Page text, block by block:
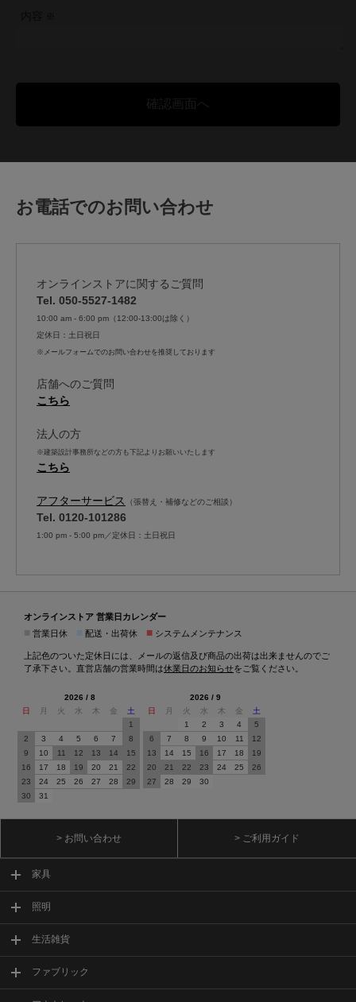
お電話でのお問い合わせ
オンラインストアに関するご質問
Tel. 050-5527-1482
10:00 am - 6:00 pm（12:00-13:00は除く）
定休日：土日祝日
※メールフォームでのお問い合わせを推奨しております
店舗へのご質問
こちら
法人の方
※建築設計事務所などの方も下記よりお願いいたします
こちら
アフターサービス （張替え・補修などのご相談）
Tel. 0120-101286
1:00 pm - 5:00 pm／定休日：土日祝日
オンラインストア 営業日カレンダー
営業日休 配送・出荷休 ■ システムメンテナンス
上記色のついた定休日には、メールの返信及び商品の出荷は出来ませんのでご
了承下さい。直営店舗の営業時間は休業日のお知らせをご覧ください。
2026 / 8
日
月 火 水 木 金
土
1
2
3 4 5 6 7
8
9
10 11 12 13 14
15
16
17 18 19 20 21
22
23
24 25 26 27 28
29
30
31
2026 / 9
日
月 火 水 木 金
土
1
2 3 4
5
6
7 8 9 10 11
12
13
14 15 16 17 18
19
20
21 22 23 24 25
26
27
28 29 30
> お問い合わせ > ご利用ガイド
家具
照明
生活雑貨
ファブリック